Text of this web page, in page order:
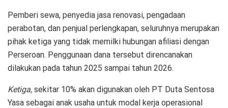
Pemberi sewa, penyedia jasa renovasi, pengadaan
perabotan, dan penjual perlengkapan, seluruhnya merupakan
pihak ketiga yang tidak memilki hubungan afiliasi dengan
Perseroan. Penggunaan dana tersebut direncanakan
dilakukan pada tahun 2025 sampai tahun 2026.
Ketiga, sekitar 10% akan digunakan oleh PT Duta Sentosa
Yasa sebagai anak usaha untuk modal kerja operasional